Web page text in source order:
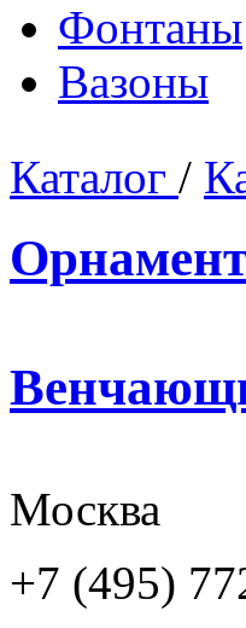
Фонтаны
Вазоны
Каталог /
Москва
+7 (495)